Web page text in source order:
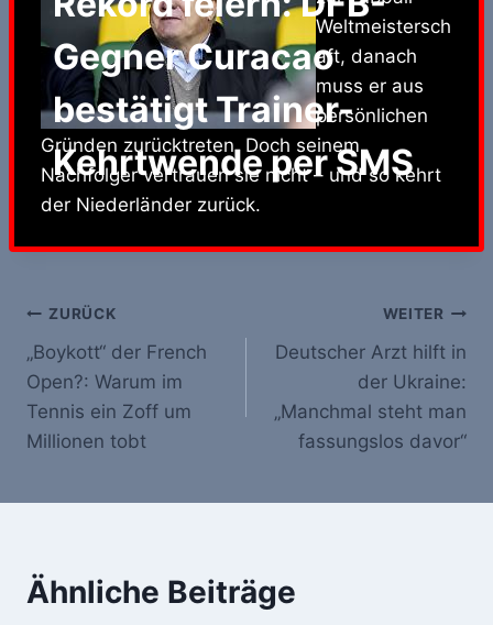
Gegner Curacao
bestätigt Trainer-
Kehrtwende per SMS
Weltmeistersch
aft, danach
muss er aus
persönlichen
Gründen zurücktreten. Doch seinem
Nachfolger vertrauen sie nicht – und so kehrt
der Niederländer zurück.
Beitrags-
Navigation
ZURÜCK
„Boykott“ der French
Open?: Warum im
Tennis ein Zoff um
Millionen tobt
WEITER
Deutscher Arzt hilft in
der Ukraine:
„Manchmal steht man
fassungslos davor“
Ähnliche Beiträge